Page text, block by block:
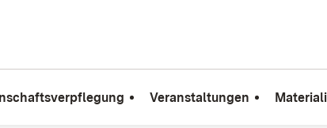
Veranstaltungen